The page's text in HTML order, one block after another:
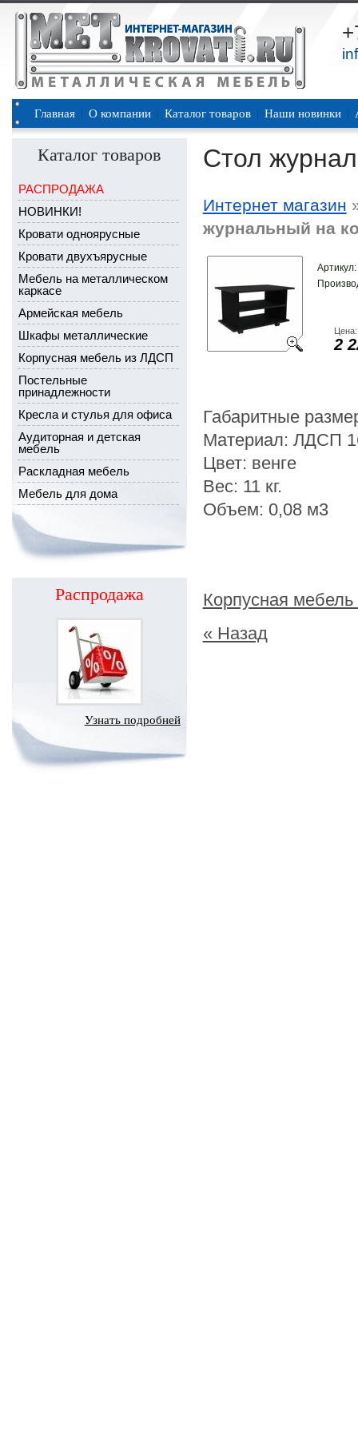
Главная О компании Каталог товаров Наши новинки
Каталог товаров
РАСПРОДАЖА
НОВИНКИ!
Кровати одноярусные
Кровати двухъярусные
Мебель на металлическом
каркасе
Армейская мебель
Шкафы металлические
Корпусная мебель из ЛДСП
Постельные
принадлежности
Кресла и стулья для офиса
Аудиторная и детская
мебель
Раскладная мебель
Мебель для дома
Распродажа
Узнать подробней
Стол
Интернет магазин
журнальный на
Артикул:
Цена:
2
Габаритные
Материал: ЛДСП
Цвет: венге
Вес: 11 кг.
Объем: 0,08 м3
Корпусная
« Назад